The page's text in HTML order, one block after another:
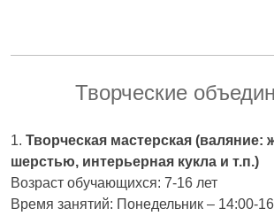
Творческие
1. Творческая мастерская (валяние:
шерстью, интерьерная кукла и т.п.)
Возраст обучающихся: 7-16 лет
Время занятий: Понедельник – 14:00-